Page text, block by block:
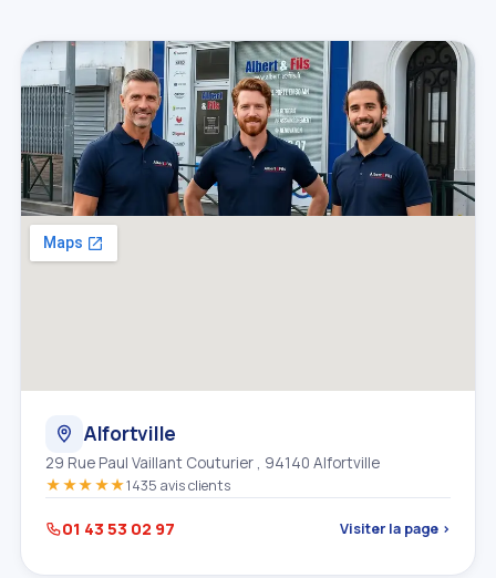
Alfortville
29 Rue Paul Vaillant Couturier , 94140 Alfortville
★★★★★1435 avis clients
01 43 53 02 97 Visiter la page ›